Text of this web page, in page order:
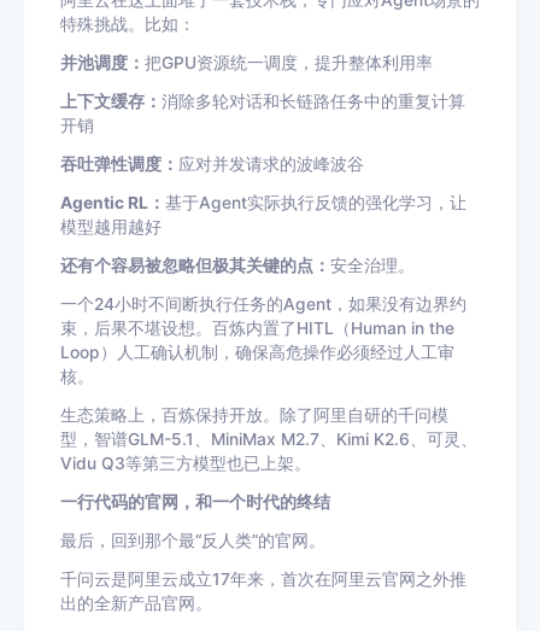
特殊挑战。比如：
并池调度： 把GPU资源统一调度，提升整体利用率
上下文缓存： 消除多轮对话和长链路任务中的重复计算
开销
吞吐弹性调度： 应对并发请求的波峰波谷
Agentic RL： 基于Agent实际执行反馈的强化学习，让
模型越用越好
还有个容易被忽略但极其关键的点： 安全治理。
一个24小时不间断执行任务的Agent，如果没有边界约
束，后果不堪设想。百炼内置了HITL（Human in the
Loop）人工确认机制，确保高危操作必须经过人工审
核。
生态策略上，百炼保持开放。除了阿里自研的千问模
型，智谱GLM-5.1、MiniMax M2.7、Kimi K2.6、可灵、
Vidu Q3等第三方模型也已上架。
一行代码的官网，和一个时代的终结
最后，回到那个最“反人类”的官网。
千问云是阿里云成立17年来，首次在阿里云官网之外推
出的全新产品官网。